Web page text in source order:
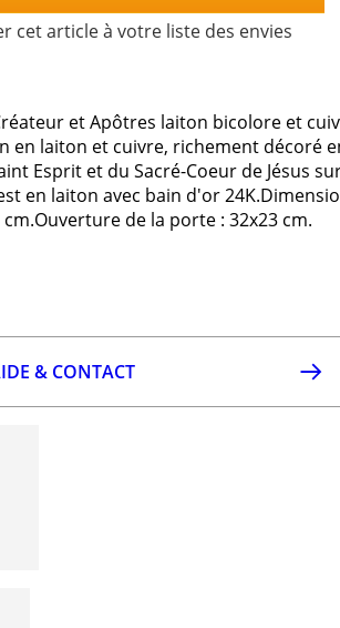
cet article à votre liste des envies
et Apôtres laiton bicolore et
en laiton et cuivre, richement décoré
Esprit et du Sacré-Coeur de Jésus
en laiton avec bain d'or
de la porte : 32x23 cm.
& CONTACT